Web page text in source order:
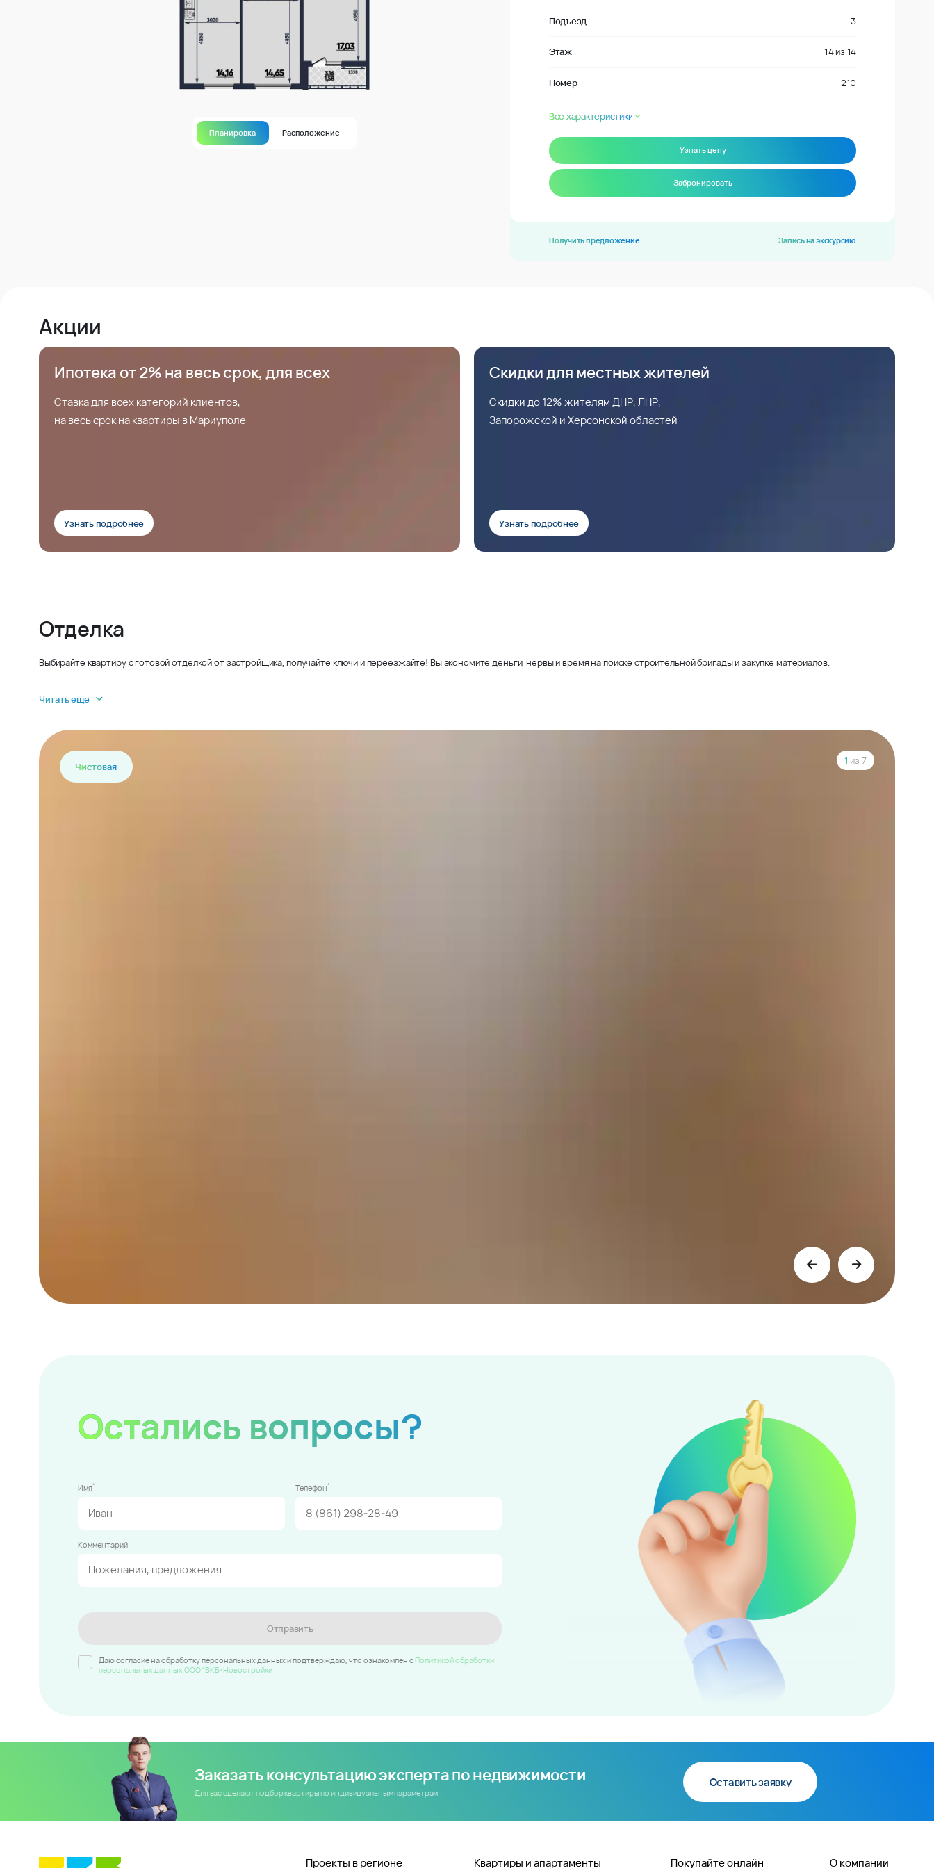
Планировка Расположение
Подъезд 3
Этаж 14из 14
Номер 210
Все характеристики
Узнать цену
Забронировать
Получить предложение Запись на экскурсию
Акции
Ипотека от 2% на весь срок, для всех
Ставка для всех категорий клиентов,
на весь срок на квартиры в Мариуполе
Узнать подробнее
Скидки для местных жителей
Скидки до 12% жителям ДНР, ЛНР,
Запорожской и Херсонской областей
Узнать подробнее
Отделка
Выбирайте квартиру с готовой отделкой от застройщика, получайте ключи и переезжайте! Вы экономите деньги, нервы и время на поиске строительной бригады и закупке материалов.
Читать еще
Чистовая
1 из 7
Остались вопросы?
Имя* Телефон*
Комментарий
Отправить
Даю согласие на обработку персональных данных и подтверждаю, что ознакомлен c Политикой обработки
персональных данных ООО "ВКБ-Новостройки
Заказать консультацию эксперта по недвижимости
Для вас сделают подбор квартиры по индивидуальным параметрам
Оставить заявку
Проекты в регионе Квартиры и апартаменты Покупайте онлайн О компании